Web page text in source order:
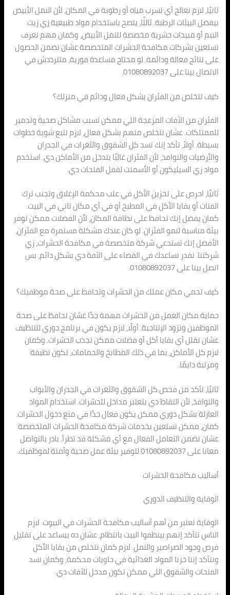
ثانيًا، لازم نعالج أي تسرب مياه أو رطوبة في المكان، لأن النمل الأبيض
بيفضل البيئات الرطبة. ثالثًا، ينصح باستخدام مواد طبيعية زي زيت
النيم أو مبيدات حشرية مخصصة للنمل الأبيض، وكمان مهم نعرف
نستعين بشركات مكافحة الحشرات المتخصصة عشان نضمن الحصول
على نتائج فعالة ودائمة. لو محتاج مساعدة فورية، متترددش في
الاتصال بينا على 01080892037.
كيف تتخلص من الفئران بشكل فعال ودائم في منزلك؟
الفئران من الآفات المزعجة اللي ممكن تسبب مشاكل صحية وتدمير
للممتلكات. عشان نتخلص منهم بشكل فعال، لازم نتبع شوية خطوات
بسيطة. أولاً، تأكد إنك تسد كل الشقوق والثغرات في الجدران
والأرضيات والنوافذ، لأن الفئران غالبًا بتدخل من الأماكن دي. استخدم
مواد زي السيليكون أو الأسمنت لقفل الفتحات دي.
ثانيًا، احرص على تخزين الأكل في علب محكمة الإغلاق وتجنب ترك
الفتات أو بقايا الأكل في المطبخ أو في أي مكان تاني في البيت.
كمان يفضل إنك تحافظ على نظافة المكان، لأن الفضلات ممكن توفر
بيئة مناسبة لنمو الفئران. لو كان عندك مشكلة مستمرة مع الفئران،
الأفضل إنك تستدعي شركة متخصصة في مكافحة الحشرات، زي
شركتنا. نقدر نساعدك في القضاء على الآفة دي بشكل دائم، بس
اتصل بينا على 01080892037.
كيف تحمي مكان عملك من الحشرات وتحافظ على صحة موظفيك؟
حماية مكان العمل من الحشرات مهمة جدًا عشان نحافظ على صحة
الموظفين ونزود الإنتاجية. أولًا، لازم يكون في برنامج دوري للتنظيف
عشان نقلل أي بقايا أكل أو فضلات ممكن تجذب الحشرات. وكمان
لازم كل الأماكن، بما في ذلك المطابخ والحمامات، تكون نظيفة
ومرتبة دايمًا.
ثانيًا، تأكد من فحص كل الشقوق والثغرات في الجدران والأبواب
والنوافذ، لأن النقاط دي بتعتبر مداخل للحشرات. استخدام المواد
العازلة بشكل دوري ممكن يكون فعال جدًا في منع دخول الحشرات.
كمان، ممكن نستعين بخدمات شركة مكافحة الحشرات المتخصصة
عشان نضمن التعامل الفعال مع أي مشكلة قد تطرأ. بادر بالتواصل
معانا على 01080892037 لتوفير بيئة عمل صحية وآمنة لموظفيك.
أساليب مكافحة الحشرات
الوقاية والتنظيف الدوري
الوقاية تعتبر من أهم أساليب مكافحة الحشرات في البيوت. لازم
الناس تتأكد إنهم بينظفوا البيت بانتظام، عشان ده بيساعد على تقليل
فرص وجود الصراصير والنمل. لازم كمان نتخلص من بقايا الأكل
ونتأكد إننا خزنا المواد الغذائية في حاويات محكمة، وكمان نسد
الفتحات والشقوق اللي ممكن تكون مدخل للآفات دي.